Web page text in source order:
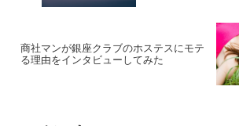
商社マンが銀座クラブのホステスにモテ
る理由をインタビューしてみた